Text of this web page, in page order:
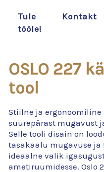
Tule
tööle!
Kontakt
OSLO 227
tool
Stiilne ja
suurepärast mugavust
Selle tooli disain on
tasakaalu mugavuse ja
ideaalne valik
ametiruumidesse. Oslo